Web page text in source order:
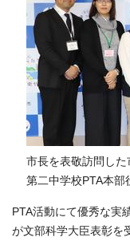
市長を表敬訪問した
第二中学校PTA本部
PTA活動にて優秀な実
が文部科学大臣表彰を